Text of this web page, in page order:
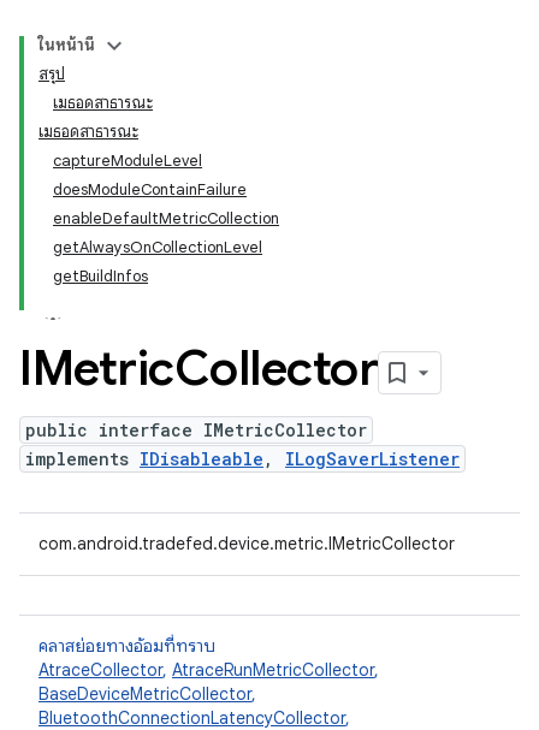
ในหน้านี้
สรุป
เมธอดสาธารณะ
เมธอดสาธารณะ
captureModuleLevel
doesModuleContainFailure
enableDefaultMetricCollection
getAlwaysOnCollectionLevel
getBuildInfos
IMetricCollector
public interface IMetricCollector
implements IDisableable , ILogSaverListener
com.android.tradefed.device.metric.IMetricCollector
คลาสย่อยทางอ้อมที่ทราบ
AtraceCollector, AtraceRunMetricCollector,
BaseDeviceMetricCollector,
BluetoothConnectionLatencyCollector,